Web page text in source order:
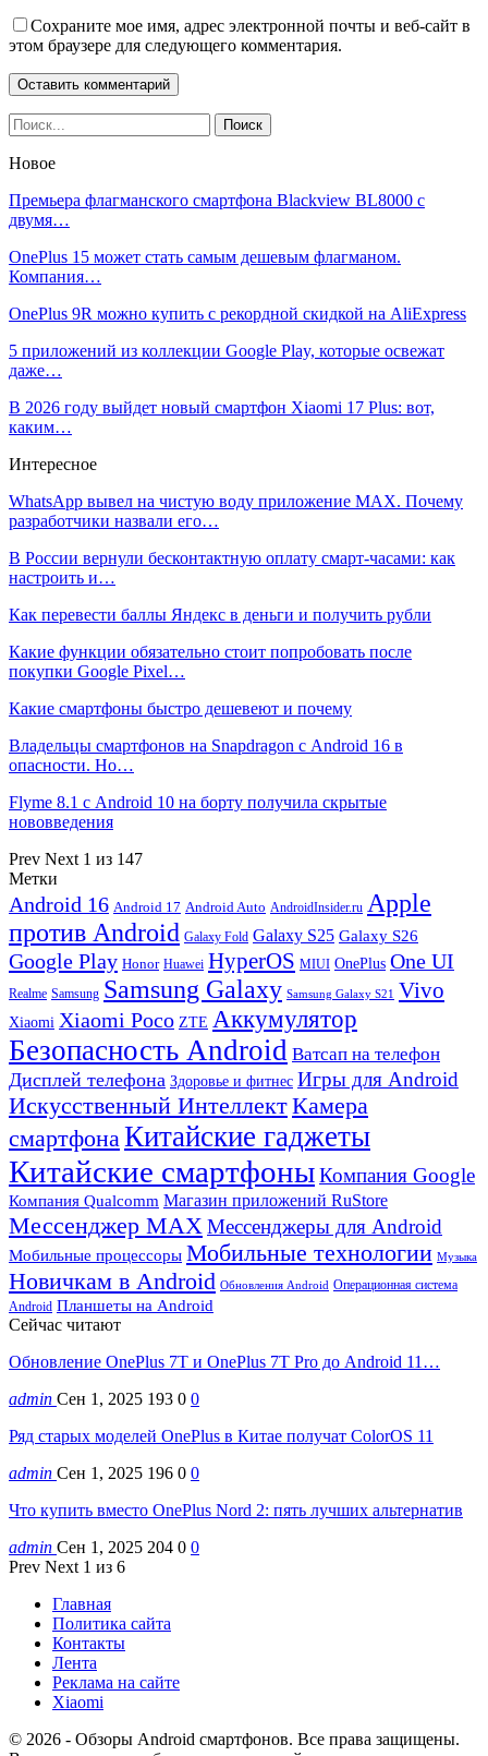
Сохраните мое имя, адрес электронной почты и веб-сайт в
этом браузере для следующего комментария.
Новое
Премьера флагманского смартфона Blackview BL8000 с
двумя…
OnePlus 15 может стать самым дешевым флагманом.
Компания…
OnePlus 9R можно купить с рекордной скидкой на AliExpress
5 приложений из коллекции Google Play, которые освежат
даже…
В 2026 году выйдет новый смартфон Xiaomi 17 Plus: вот,
каким…
Интересное
WhatsApp вывел на чистую воду приложение MAX. Почему
разработчики назвали его…
В России вернули бесконтактную оплату смарт-часами: как
настроить и…
Как перевести баллы Яндекс в деньги и получить рубли
Какие функции обязательно стоит попробовать после
покупки Google Pixel…
Какие смартфоны быстро дешевеют и почему
Владельцы смартфонов на Snapdragon с Android 16 в
опасности. Но…
Flyme 8.1 с Android 10 на борту получила скрытые
нововведения
Prev Next 1 из 147
Метки
Android 16 Android 17 Android Auto AndroidInsider.ru Apple
против Android Galaxy Fold Galaxy S25 Galaxy S26
Google Play Honor Huawei HyperOS MIUI OnePlus One UI
Realme Samsung Samsung Galaxy Samsung Galaxy S21 Vivo
Xiaomi Xiaomi Poco ZTE Аккумулятор
Безопасность Android Ватсап на телефон
Дисплей телефона Здоровье и фитнес Игры для Android
Искусственный ИнтеллектКамера
смартфона Китайские гаджеты
Китайские смартфоныКомпания Google
Компания Qualcomm Магазин приложений RuStore
Мессенджер MAX Мессенджеры для Android
Мобильные процессоры Мобильные технологии Музыка
Новичкам в Android Обновления Android Операционная система
Android Планшеты на Android
Сейчас читают
Обновление OnePlus 7T и OnePlus 7T Pro до Android 11…
admin Сен 1, 2025 193 0 0
Ряд старых моделей OnePlus в Китае получат ColorOS 11
admin Сен 1, 2025 196 0 0
Что купить вместо OnePlus Nord 2: пять лучших альтернатив
admin Сен 1, 2025 204 0 0
Prev Next 1 из 6
Главная
Политика сайта
Контакты
Лента
Реклама на сайте
Xiaomi
© 2026 - Обзоры Android смартфонов. Все права защищены.